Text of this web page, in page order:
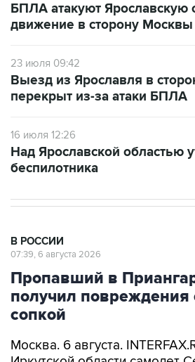
БПЛА атакуют Ярославскую
движение в сторону
23 июля 09:42
Выезд из Ярославля в
перекрыт из-за атаки БПЛА
16 июля 12:26
Над Ярославской областью
беспилотника
В РОССИИ
07:39, 6 августа 2026
Пропавший в
получил повреждения
сопкой
Москва. 6 августа.